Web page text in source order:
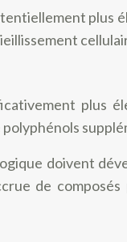
plus
plus
doivent
de